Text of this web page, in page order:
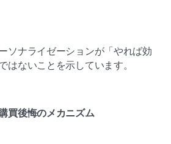
ソナライゼーションが「やれば効
はないことを示しています。
買後悔のメカニズム